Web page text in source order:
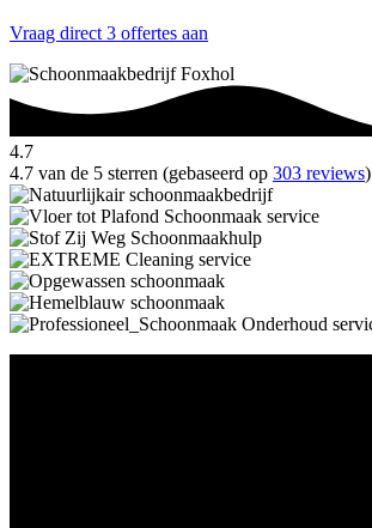
Vraag direct 3 offertes aan
4.7
4.7 van de 5 sterren (gebaseerd op 303 reviews)